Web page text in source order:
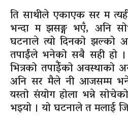
ति साथीले एकाएक सर म
भन्दा म झसङ्ग भएँ, अनि
घटनाले त्यो दिनको
तपाईंले भनेको सबै सही हो
भित्रको तपाईँको अवस्थाको
अनि सर मैले नी आजसम्म
यस्तो संयोग होला भन्ने
भइयो । यो घटनाले त मलाई